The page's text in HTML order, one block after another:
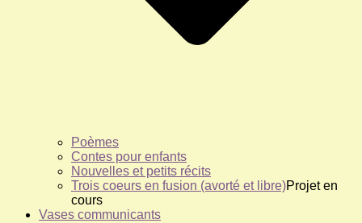
Poèmes
Contes pour enfants
Nouvelles et petits récits
Trois coeurs en fusion (avorté et libre)Projet en
cours
Vases communicants